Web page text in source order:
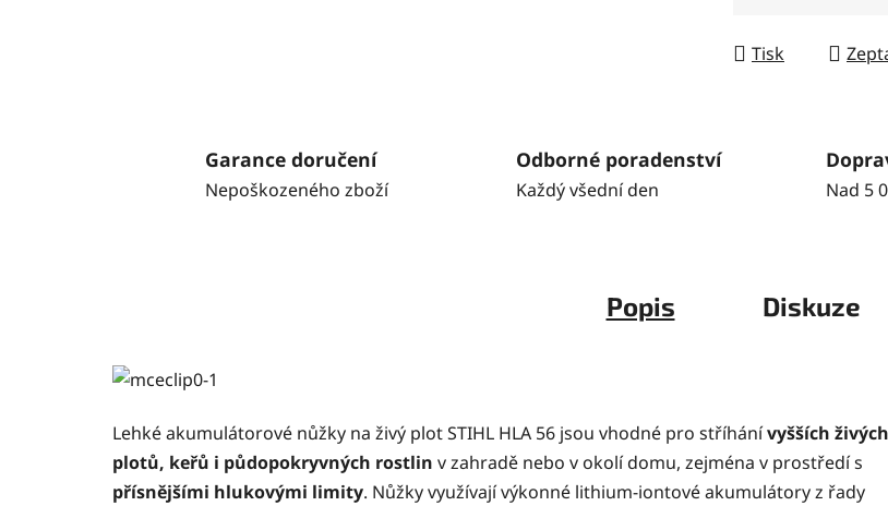
Tisk
Garance doručení
Nepoškozeného zboží
Odborné poradenství
Každý všední den Nad 5
Popis Diskuze
Lehké akumulátorové nůžky na živý plot STIHL HLA 56 jsou vhodné pro stříhánívyšších živých
plotů, keřů i půdopokryvných rostlin v zahradě nebo v okolí domu, zejména v prostředí s
přísnějšími hlukovými limity. Nůžky využívají výkonné lithium-iontové akumulátory z řady